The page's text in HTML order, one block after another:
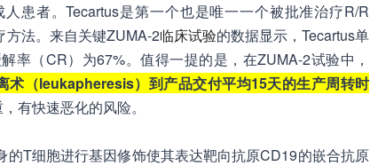
患者。Tecartus是第一个也是唯一一个被批准治疗R/R
方法。来自关键ZUMA-2临床试验的数据显示，Tecartus单
率（CR）为67%。值得一提的是，在ZUMA-2试验中，
术（leukapheresis）到产品交付平均15天的生产周转时
有快速恶化的风险。
T细胞进行基因修饰使其表达靶向抗原CD19的嵌合抗原